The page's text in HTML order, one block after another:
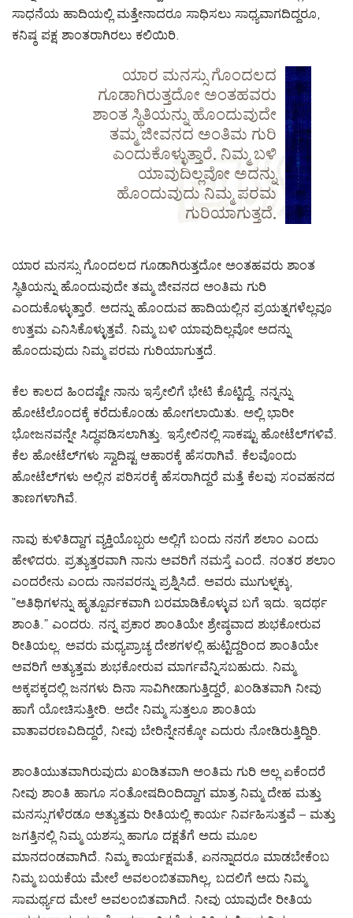
ಸಾಧನೆಯ ಹಾದಿಯಲ್ಲಿ ಮತ್ತೇನಾದರೂ ಸಾಧಿಸಲು ಸಾಧ್ಯವಾಗದಿದ್ದರೂ,
ಕನಿಷ್ಠ ಪಕ್ಷ ಶಾಂತರಾಗಿರಲು ಕಲಿಯಿರಿ.
ಯಾರ ಮನಸ್ಸು ಗೊಂದಲದ
ಗೂಡಾಗಿರುತ್ತದೋ ಅಂತಹವರು
ಶಾಂತ ಸ್ಥಿತಿಯನ್ನು ಹೊಂದುವುದೇ
ತಮ್ಮ ಜೀವನದ ಅಂತಿಮ ಗುರಿ
ಎಂದುಕೊಳ್ಳುತ್ತಾರೆ. ನಿಮ್ಮ ಬಳಿ
ಯಾವುದಿಲ್ಲವೋ ಅದನ್ನು
ಹೊಂದುವುದು ನಿಮ್ಮ ಪರಮ
ಗುರಿಯಾಗುತ್ತದೆ.
ಯಾರ ಮನಸ್ಸು ಗೊಂದಲದ ಗೂಡಾಗಿರುತ್ತದೋ ಅಂತಹವರು ಶಾಂತ
ಸ್ಥಿತಿಯನ್ನು ಹೊಂದುವುದೇ ತಮ್ಮ ಜೀವನದ ಅಂತಿಮ ಗುರಿ
ಎಂದುಕೊಳ್ಳುತ್ತಾರೆ. ಅದನ್ನು ಹೊಂದುವ ಹಾದಿಯಲ್ಲಿನ ಪ್ರಯತ್ನಗಳೆಲ್ಲವೂ
ಉತ್ತಮ ಎನಿಸಿಕೊಳ್ಳುತ್ತವೆ. ನಿಮ್ಮ ಬಳಿ ಯಾವುದಿಲ್ಲವೋ ಅದನ್ನು
ಹೊಂದುವುದು ನಿಮ್ಮ ಪರಮ ಗುರಿಯಾಗುತ್ತದೆ.
ಕೆಲ ಕಾಲದ ಹಿಂದಷ್ಟೇ ನಾನು ಇಸ್ರೇಲಿಗೆ ಭೇಟಿ ಕೊಟ್ಟಿದ್ದೆ. ನನ್ನನ್ನು
ಹೋಟೆಲೊಂದಕ್ಕೆ ಕರೆದುಕೊಂಡು ಹೋಗಲಾಯಿತು. ಅಲ್ಲಿ ಭಾರೀ
ಭೋಜನವನ್ನೇ ಸಿದ್ಧಪಡಿಸಲಾಗಿತ್ತು. ಇಸ್ರೇಲಿನಲ್ಲಿ ಸಾಕಷ್ಟು ಹೋಟೆಲ್‌ಗಳಿವೆ.
ಕೆಲ ಹೋಟೆಲ್‌ಗಳು ಸ್ವಾದಿಷ್ಟ ಆಹಾರಕ್ಕೆ ಹೆಸರಾಗಿವೆ. ಕೆಲವೊಂದು
ಹೋಟೆಲ್‌ಗಳು ಅಲ್ಲಿನ ಪರಿಸರಕ್ಕೆ ಹೆಸರಾಗಿದ್ದರೆ ಮತ್ತೆ ಕೆಲವು ಸಂವಹನದ
ತಾಣಗಳಾಗಿವೆ.
ನಾವು ಕುಳಿತಿದ್ದಾಗ ವ್ಯಕ್ತಿಯೊಬ್ಬರು ಅಲ್ಲಿಗೆ ಬಂದು ನನಗೆ ಶಲಾಂ ಎಂದು
ಹೇಳಿದರು. ಪ್ರತ್ಯುತ್ತರವಾಗಿ ನಾನು ಅವರಿಗೆ ನಮಸ್ತೆ ಎಂದೆ. ನಂತರ ಶಲಾಂ
ಎಂದರೇನು ಎಂದು ನಾನವರನ್ನು ಪ್ರಶ್ನಿಸಿದೆ. ಅವರು ಮುಗುಳ್ನಕ್ಕು,
“ಅತಿಥಿಗಳನ್ನು ಹೃತ್ಪೂರ್ವಕವಾಗಿ ಬರಮಾಡಿಕೊಳ್ಳುವ ಬಗೆ ಇದು. ಇದರ್ಥ
ಶಾಂತಿ.” ಎಂದರು. ನನ್ನ ಪ್ರಕಾರ ಶಾಂತಿಯೇ ಶ್ರೇಷ್ಠವಾದ ಶುಭಕೋರುವ
ರೀತಿಯಲ್ಲ. ಅವರು ಮಧ್ಯಪ್ರಾಚ್ಯ ದೇಶಗಳಲ್ಲಿ ಹುಟ್ಟಿದ್ದರಿಂದ ಶಾಂತಿಯೇ
ಅವರಿಗೆ ಅತ್ಯುತ್ತಮ ಶುಭಕೋರುವ ಮಾರ್ಗವೆನ್ನಿಸಬಹುದು. ನಿಮ್ಮ
ಅಕ್ಕಪಕ್ಕದಲ್ಲಿ ಜನಗಳು ದಿನಾ ಸಾವಿಗೀಡಾಗುತ್ತಿದ್ದರೆ, ಖಂಡಿತವಾಗಿ ನೀವು
ಹಾಗೆ ಯೋಚಿಸುತ್ತೀರಿ. ಅದೇ ನಿಮ್ಮ ಸುತ್ತಲೂ ಶಾಂತಿಯ
ವಾತಾವರಣವಿದಿದ್ದರೆ, ನೀವು ಬೇರಿನ್ನೇನಕ್ಕೋ ಎದುರು ನೋಡಿರುತ್ತಿದ್ದಿರಿ.
ಶಾಂತಿಯುತವಾಗಿರುವುದು ಖಂಡಿತವಾಗಿ ಅಂತಿಮ ಗುರಿ ಅಲ್ಲ ಏಕೆಂದರೆ
ನೀವು ಶಾಂತಿ ಹಾಗೂ ಸಂತೋಷದಿಂದಿದ್ದಾಗ ಮಾತ್ರ ನಿಮ್ಮ ದೇಹ ಮತ್ತು
ಮನಸ್ಸುಗಳೆರಡೂ ಅತ್ಯುತ್ತಮ ರೀತಿಯಲ್ಲಿ ಕಾರ್ಯ ನಿರ್ವಹಿಸುತ್ತವೆ – ಮತ್ತು
ಜಗತ್ತಿನಲ್ಲಿ ನಿಮ್ಮ ಯಶಸ್ಸು ಹಾಗೂ ದಕ್ಷತೆಗೆ ಅದು ಮೂಲ
ಮಾನದಂಡವಾಗಿದೆ. ನಿಮ್ಮ ಕಾರ್ಯಕ್ಷಮತೆ, ಏನನ್ನಾದರೂ ಮಾಡಬೇಕೆಂಬ
ನಿಮ್ಮ ಬಯಕೆಯ ಮೇಲೆ ಅವಲಂಬಿತವಾಗಿಲ್ಲ, ಬದಲಿಗೆ ಅದು ನಿಮ್ಮ
ಸಾಮರ್ಥ್ಯದ ಮೇಲೆ ಅವಲಂಬಿತವಾಗಿದೆ. ನೀವು ಯಾವುದೇ ರೀತಿಯ